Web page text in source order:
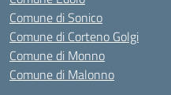
Comune di Sonico
Comune di Corteno Golgi
Comune di Monno
Comune di Malonno